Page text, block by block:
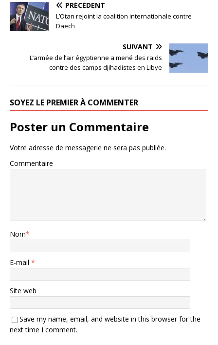
PRÉCÉDENT
L’Otan rejoint la coalition internationale contre
Daech
SUIVANT
L’armée de l’air égyptienne a mené des raids
contre des camps djihadistes en Libye
SOYEZ LE PREMIER À COMMENTER
Poster un Commentaire
Votre adresse de messagerie ne sera pas publiée.
Commentaire
Nom*
E-mail *
Site web
Save my name, email, and website in this browser for the
next time I comment.